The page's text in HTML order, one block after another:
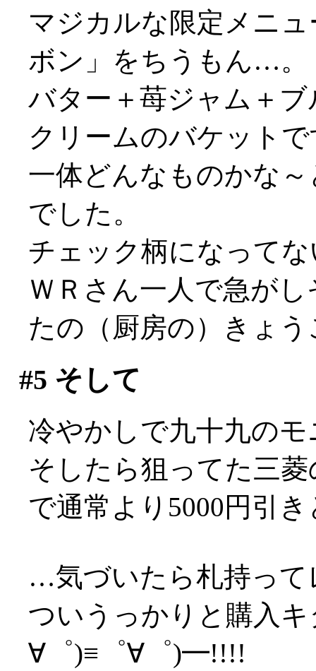
マジカルな限定メニ
ボン」をちうもん…。
バター＋苺ジャム＋
クリームのバケット
一体どんなものかな
でした。
チェック柄になって
ＷＲさん一人で急が
たの（厨房の）きょ
#5 そして
冷やかしで九十九の
そしたら狙ってた三
で通常より5000円引
…気づいたら札持って
ついうっかりと購入
∀゜)≡゜∀゜)━!!!!